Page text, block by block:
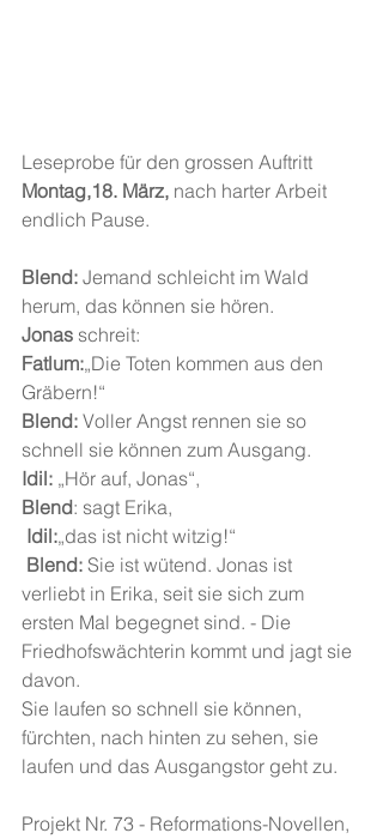
Leseprobe für den grossen Auftritt
Montag,18. März, nach harter Arbeit
endlich Pause.
Blend: Jemand schleicht im Wald
herum, das können sie hören.
Jonas schreit:
Fatlum:„Die Toten kommen aus den
Gräbern!“
Blend: Voller Angst rennen sie so
schnell sie können zum Ausgang.
Idil: „Hör auf, Jonas“,
Blend: sagt Erika,
Idil:„das ist nicht witzig!“
Blend: Sie ist wütend. Jonas ist
verliebt in Erika, seit sie sich zum
ersten Mal begegnet sind. - Die
Friedhofswächterin kommt und jagt sie
davon.
Sie laufen so schnell sie können,
fürchten, nach hinten zu sehen, sie
laufen und das Ausgangstor geht zu.
Projekt Nr. 73 - Reformations-Novellen,